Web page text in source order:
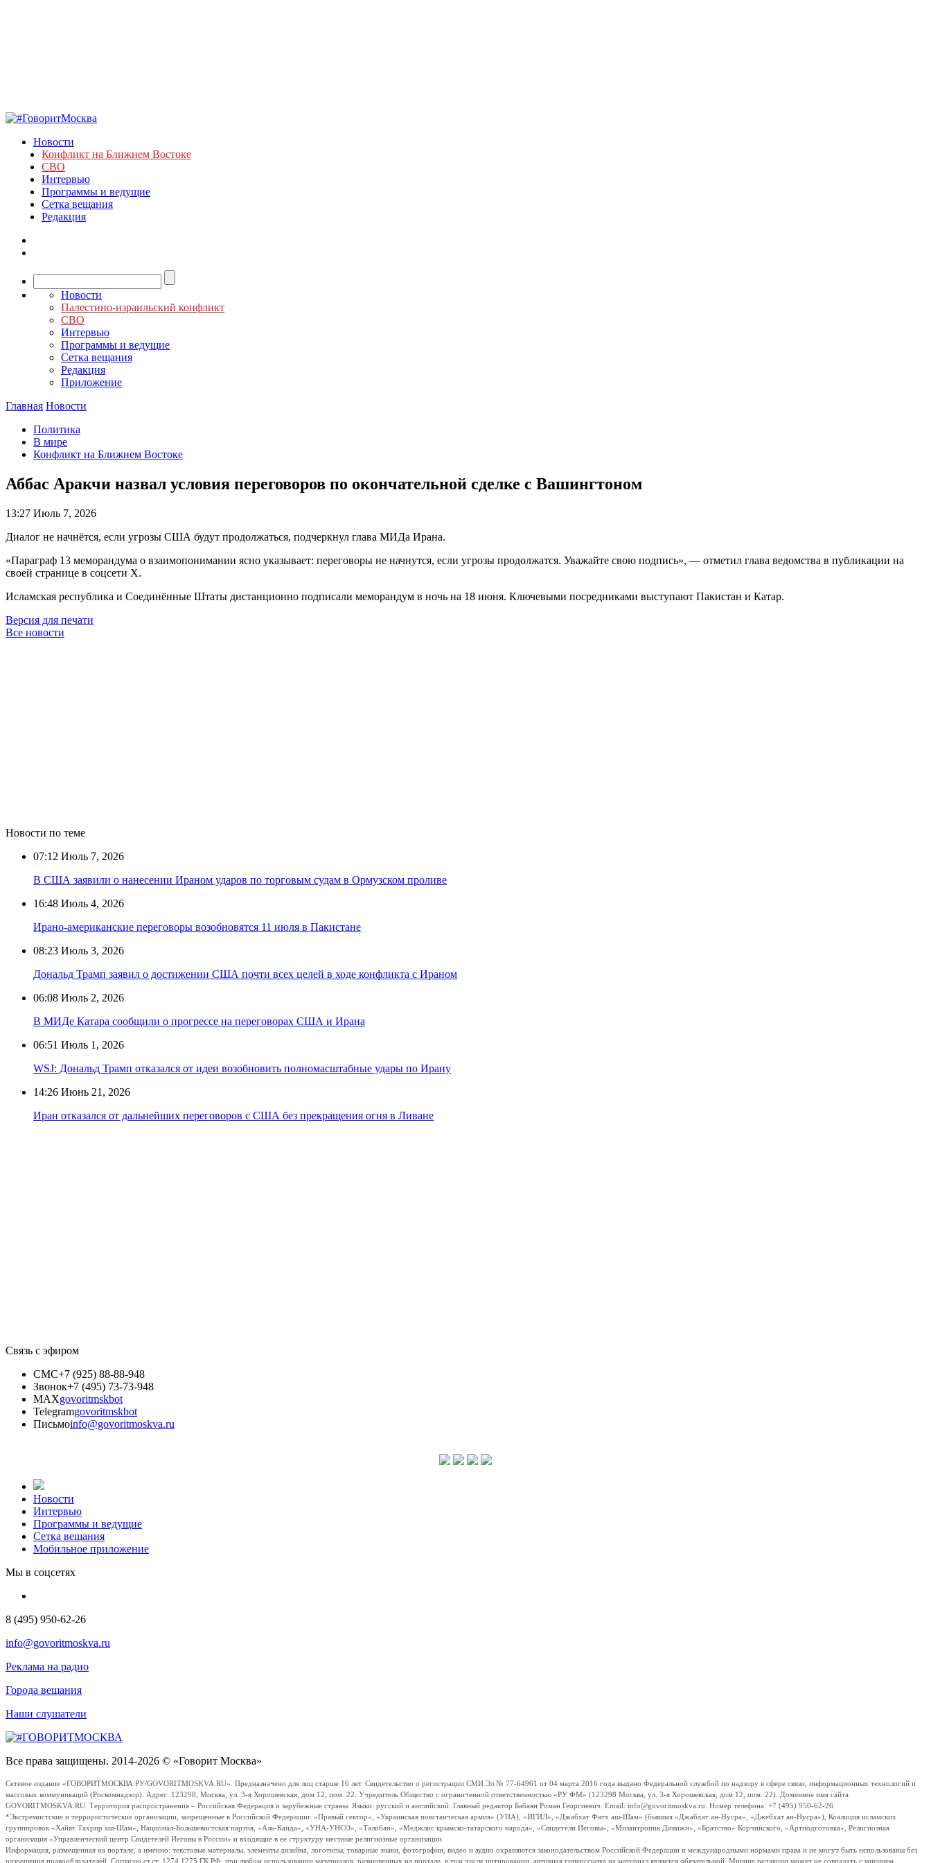
Новости
Конфликт на Ближнем Востоке
СВО
Интервью
Программы и ведущие
Сетка вещания
Редакция
Новости
Палестино-израильский конфликт
СВО
Интервью
Программы и ведущие
Сетка вещания
Редакция
Приложение
Главная Новости
Политика
В мире
Конфликт на Ближнем Востоке
Аббас Аракчи назвал условия переговоров по окончательной сделке с Вашингтоном
13:27 Июль 7, 2026
Диалог не начнётся, если угрозы США будут продолжаться, подчеркнул глава МИДа Ирана.
«Параграф 13 меморандума о взаимопонимании ясно указывает: переговоры не начнутся, если угрозы продолжатся. Уважайте свою подпись», — отметил глава ведомства в публикации на
своей странице в соцсети Х.
Исламская республика и Соединённые Штаты дистанционно подписали меморандум в ночь на 18 июня. Ключевыми посредниками выступают Пакистан и Катар.
Версия для печати
Все новости
Новости по теме
07:12 Июль 7, 2026
В США заявили о нанесении Ираном ударов по торговым судам в Ормузском проливе
16:48 Июль 4, 2026
Ирано-американские переговоры возобновятся 11 июля в Пакистане
08:23 Июль 3, 2026
Дональд Трамп заявил о достижении США почти всех целей в ходе конфликта с Ираном
06:08 Июль 2, 2026
В МИДе Катара сообщили о прогрессе на переговорах США и Ирана
06:51 Июль 1, 2026
WSJ: Дональд Трамп отказался от идеи возобновить полномасштабные удары по Ирану
14:26 Июнь 21, 2026
Иран отказался от дальнейших переговоров с США без прекращения огня в Ливане
Связь с эфиром
СМС+7 (925) 88-88-948
Звонок+7 (495) 73-73-948
MAXgovoritmskbot
Telegramgovoritmskbot
Письмоinfo@govoritmoskva.ru
Новости
Интервью
Программы и ведущие
Сетка вещания
Мобильное приложение
Мы в соцсетях
8 (495) 950-62-26
info@govoritmoskva.ru
Реклама на радио
Города вещания
Наши слушатели
Все права защищены. 2014-2026 © «Говорит Москва»
Сетевое издание «ГОВОРИТМОСКВА.РУ/GOVORITMOSKVA.RU». Предназначено для лиц старше 16 лет. Свидетельство о регистрации СМИ Эл № 77-64961 от 04 марта 2016 года выдано Федеральной службой по надзору в сфере связи, информационных технологий и
массовых коммуникаций (Роскомнадзор). Адрес: 123298, Москва, ул. 3-я Хорошевская, дом 12, пом. 22. Учредитель Общество с ограниченной ответственностью «РУ ФМ» (123298 Москва, ул. 3-я Хорошевская, дом 12, пом. 22). Доменное имя сайта
GOVORITMOSKVA.RU. Территория распространения – Российская Федерация и зарубежные страны. Языки: русский и английский. Главный редактор Бабаян Роман Георгиевич. Email: info@govoritmoskva.ru. Номер телефона: +7 (495) 950-62-26
*Экстремистские и террористические организации, запрещенные в Российской Федерации: «Правый сектор», «Украинская повстанческая армия» (УПА), «ИГИЛ», «Джабхат Фатх аш-Шам» (бывшая «Джабхат ан-Нусра», «Джебхат ан-Нусра»), Коалиция исламских
группировок «Хайят Тахрир аш-Шам», Национал-Большевистская партия, «Аль-Каида», «УНА-УНСО», «Талибан», «Меджлис крымско-татарского народа», «Свидетели Иеговы», «Мизантропик Дивижн», «Братство» Корчинского, «Артподготовка», Религиозная
организация «Управленческий центр Свидетелей Иеговы в России» и входящие в ее структуру местные религиозные организации.
Информация, размещенная на портале, а именно: текстовые материалы, элементы дизайна, логотипы, товарные знаки, фотографии, видео и аудио охраняются законодательством Российской Федерации и международными нормами права и не могут быть использованы без
разрешения правообладателей. Согласно ст.ст. 1274,1275 ГК РФ, при любом использовании материалов, размещенных на портале, в том числе цитировании, активная гиперссылка на материал является обязательной. Мнение редакции может не совпадать с мнением